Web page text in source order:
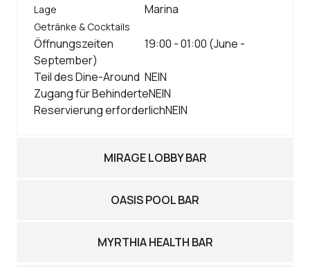
Lage Marina
Getränke & Cocktails
Öffnungszeiten
19:00 - 01:00 (June -
September)
Teil des Dine-Around NEIN
Zugang für BehinderteNEIN
Reservierung erforderlichNEIN
MIRAGE LOBBY BAR
OASIS POOL BAR
MYRTHIA HEALTH BAR